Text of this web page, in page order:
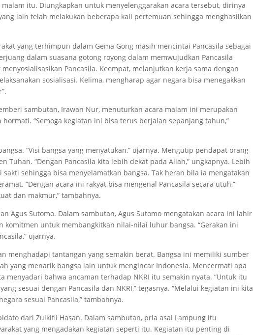
itu. Diungkapkan untuk menyelenggarakan acara tersebut, dirinya
lain telah melakukan beberapa kali pertemuan sehingga menghasilkan
yang terhimpun dalam Gema Gong masih mencintai Pancasila sebagai
dalam suasana gotong royong dalam memwujudkan Pancasila
Pancasila. Keempat, melanjutkan kerja sama dengan
sosialisasi. Kelima, mengharap agar negara bisa menegakkan
sambutan, Irawan Nur, menuturkan acara malam ini merupakan
“Semoga kegiatan ini bisa terus berjalan sepanjang tahun,”
“Visi bangsa yang menyatukan,” ujarnya. Mengutip pendapat orang
Tuhan. “Dengan Pancasila kita lebih dekat pada Allah,” ungkapnya. Lebih
sehingga bisa menyelamatkan bangsa. Tak heran bila ia mengatakan
“Dengan acara ini rakyat bisa mengenal Pancasila secara utuh,”
dan makmur,” tambahnya.
Agus Sutomo. Dalam sambutan, Agus Sutomo mengatakan acara ini lahir
komitmen untuk membangkitkan nilai-nilai luhur bangsa. “Gerakan ini
ujarnya.
menghadapi tantangan yang semakin berat. Bangsa ini memiliki sumber
yang menarik bangsa lain untuk mengincar Indonesia. Mencermati apa
menyadari bahwa ancaman terhadap NKRI itu semakin nyata. “Untuk itu
sesuai dengan Pancasila dan NKRI,” tegasnya. “Melalui kegiatan ini kita
sesuai Pancasila,” tambahnya.
dari Zulkifli Hasan. Dalam sambutan, pria asal Lampung itu
yang mengadakan kegiatan seperti itu. Kegiatan itu penting di